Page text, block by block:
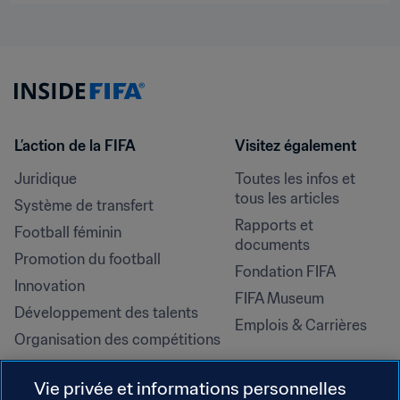
L’action de la FIFA
Juridique
Système de transfert
Football féminin
Promotion du football
Innovation
Développement des talents
Organisation des compétitions
Développement durable
Droits de l'homme et lutte contre
Visitez également
Toutes les infos et
tous les articles
Rapports et
documents
Fondation FIFA
FIFA Museum
Emplois & Carrières
Vie privée et informations personnelles